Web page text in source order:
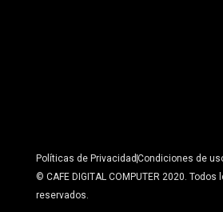
Políticas de Privacidad Condiciones de
© CAFE DIGITAL COMPUTER 2020.
reservados.